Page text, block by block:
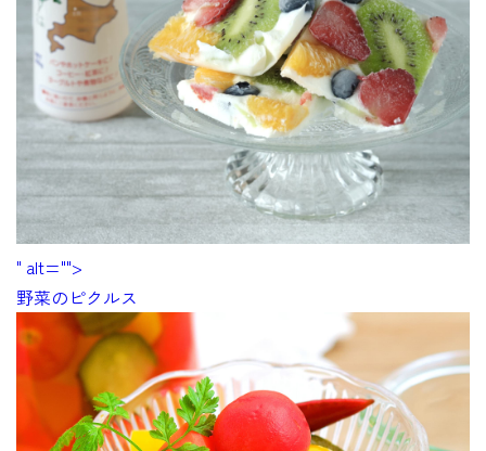
" alt="">
野菜のピクルス